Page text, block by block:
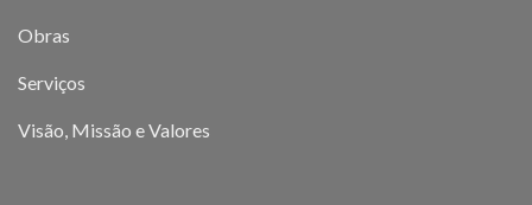
Obras
Serviços
Visão, Missão e Valores